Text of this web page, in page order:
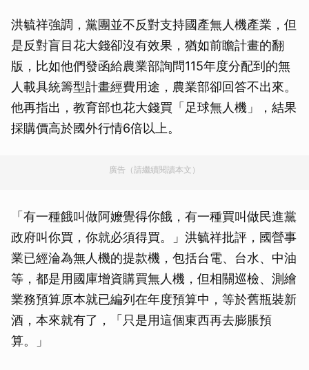
洪毓祥強調，黨團並不反對支持國產無人機產業，但
是反對盲目花大錢卻沒有效果，猶如前瞻計畫的翻
版，比如他們發函給農業部詢問115年度分配到的無
人載具統籌型計畫經費用途，農業部卻回答不出來。
他再指出，教育部也花大錢買「足球無人機」，結果
採購價高於國外行情6倍以上。
廣告（請繼續閱讀本文）
「有一種餓叫做阿嬤覺得你餓，有一種買叫做民進黨
政府叫你買，你就必須得買。」洪毓祥批評，國營事
業已經淪為無人機的提款機，包括台電、台水、中油
等，都是用國庫增資購買無人機，但相關巡檢、測繪
業務預算原本就已編列在年度預算中，等於舊瓶裝新
酒，本來就有了，「只是用這個東西再去膨脹預
算。」